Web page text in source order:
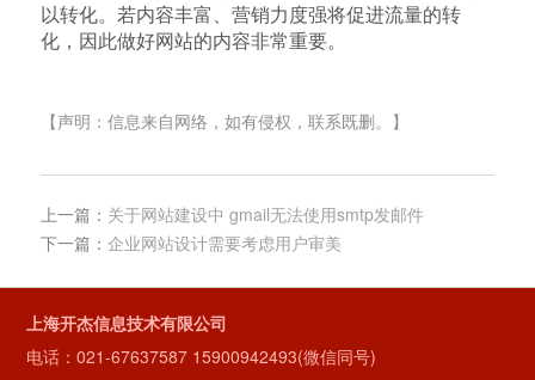
以转化。若内容丰富、营销力度强将促进流量的转
化，因此做好网站的内容非常重要。
【声明：信息来自网络，如有侵权，联系既删。】
上一篇： 关于网站建设中 gmail无法使用smtp发邮件
下一篇： 企业网站设计需要考虑用户审美
上海开杰信息技术有限公司
电话：021-67637587 15900942493(微信同号)